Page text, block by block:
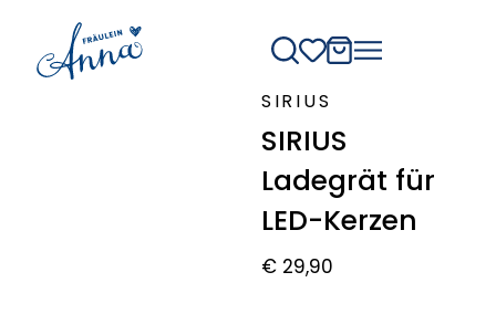
SIRIUS
SIRIUS
Ladegrät für
LED-Kerzen
€29,90